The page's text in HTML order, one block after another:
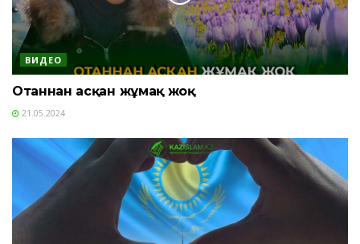
ВИДЕО
Отаннан асқан жұмақ жоқ
21.05.2024